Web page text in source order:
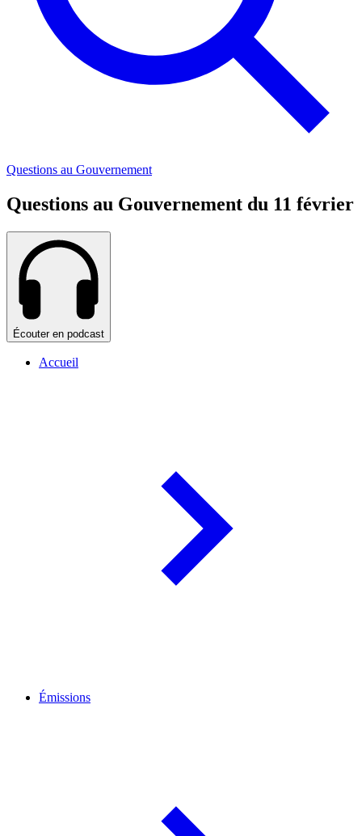
Questions au Gouvernement
Questions au Gouvernement du 11 février
Écouter en podcast
Accueil
Émissions